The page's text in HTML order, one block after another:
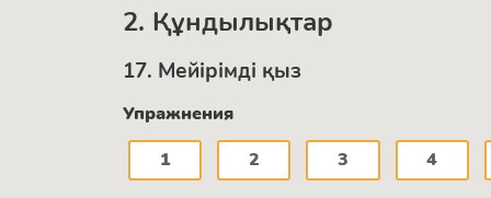
2. Құндылықтар
17. Мейірімді қыз
Упражнения
1
2 3 4